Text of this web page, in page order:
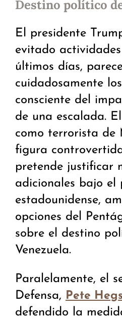
Destino político
El presidente
evitado
últimos días,
cuidadosamente
consciente del
de una escalada.
como terrorista de
figura
pretende justificar
adicionales bajo el
estadounidense,
opciones del
sobre el destino
Venezuela.
Paralelamente, el
Defensa,
Pete
defendido la